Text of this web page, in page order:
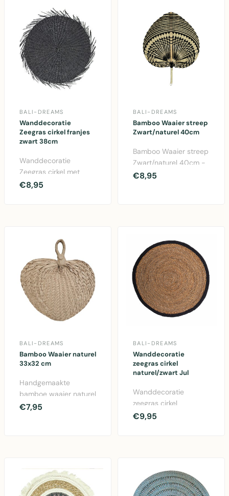
BALI-DREAMS
Wanddecoratie
Zeegras cirkel franjes
zwart 38cm
Wanddecoratie
Zeegras cirkel met
franjes zwart 38cm -
€8,95
BALI-DREAMS
Bamboo Waaier streep
Zwart/naturel 40cm
Bamboo Waaier streep
Zwart/naturel 40cm -
decoratieve
€8,95
BALI-DREAMS
Bamboo Waaier naturel
33x32 cm
Handgemaakte
bamboe waaier naturel
in formaat 33x32 cm,
€7,95
BALI-DREAMS
Wanddecoratie
zeegras cirkel
naturel/zwart Jul
Wanddecoratie
zeegras cirkel
naturel/zwart Jul -
€9,95